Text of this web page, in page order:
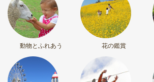
動物とふれあう 花の鑑賞